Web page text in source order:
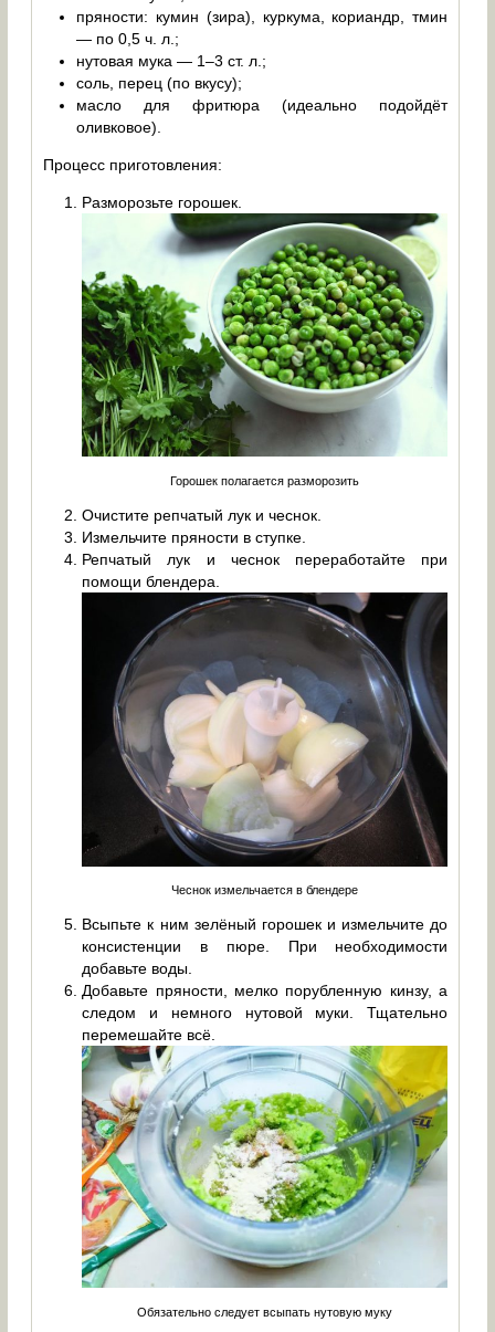
пряности: кумин (зира), куркума, кориандр, тмин
— по 0,5 ч. л.;
нутовая мука — 1–3 ст. л.;
соль, перец (по вкусу);
масло для фритюра (идеально подойдёт
оливковое).
Процесс приготовления:
Разморозьте горошек.
Горошек полагается разморозить
Очистите репчатый лук и чеснок.
Измельчите пряности в ступке.
Репчатый лук и чеснок переработайте при
помощи блендера.
Чеснок измельчается в блендере
Всыпьте к ним зелёный горошек и измельчите до
консистенции в пюре. При необходимости
добавьте воды.
Добавьте пряности, мелко порубленную кинзу, а
следом и немного нутовой муки. Тщательно
перемешайте всё.
Обязательно следует всыпать нутовую муку